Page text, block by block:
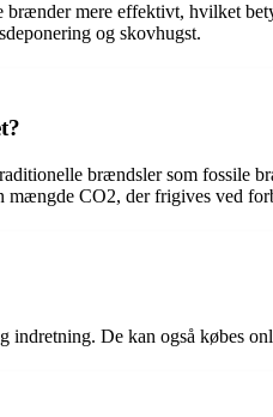
mere effektivt, hvilket
og skovhugst.
brændsler som fossile
CO2, der frigives ved
De kan også købes